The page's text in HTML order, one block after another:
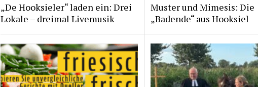
„De Hooksieler“ laden ein: Drei
Lokale – dreimal Livemusik
Muster und Mimesis: Die
„Badende“ aus Hooksiel